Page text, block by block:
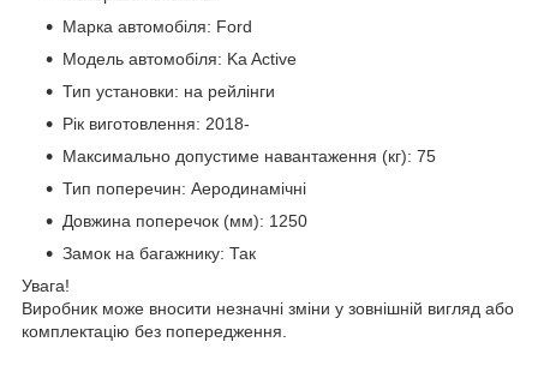
Марка автомобіля: Ford
Модель автомобіля: Ka Active
Тип установки: на рейлінги
Рік виготовлення: 2018-
Максимально допустиме навантаження (кг): 75
Тип поперечин: Аеродинамічні
Довжина поперечок (мм): 1250
Замок на багажнику: Так
Увага!
Виробник може вносити незначні зміни у зовнішній вигляд або
комплектацію без попередження.